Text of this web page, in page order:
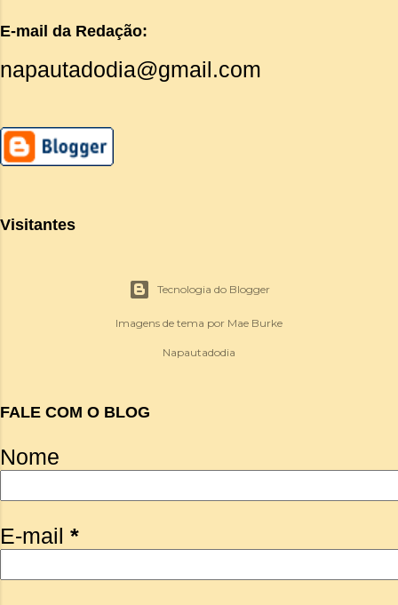
E-mail da Redação:
napautadodia@gmail.com
Visitantes
Tecnologia do Blogger
Imagens de tema por Mae Burke
Napautadodia
FALE COM O BLOG
Nome
E-mail *